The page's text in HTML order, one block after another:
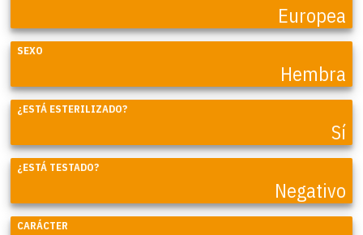
Europea
SEXO
Hembra
¿ESTÁ ESTERILIZADO?
Sí
¿ESTÁ TESTADO?
Negativo
CARÁCTER